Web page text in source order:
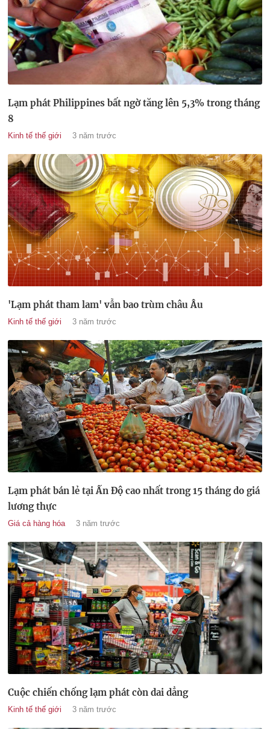
Lạm phát Philippines bất ngờ tăng lên 5,3% trong tháng
8
Kinh tế thế giới 3 năm trước
'Lạm phát tham lam' vẫn bao trùm châu Âu
Kinh tế thế giới 3 năm trước
Lạm phát bán lẻ tại Ấn Độ cao nhất trong 15 tháng do giá
lương thực
Giá cả hàng hóa 3 năm trước
Cuộc chiến chống lạm phát còn dai dẳng
Kinh tế thế giới 3 năm trước